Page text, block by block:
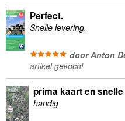
Perfect.
Snelle levering.
door Anton
artikel gekocht
prima kaart en
handig